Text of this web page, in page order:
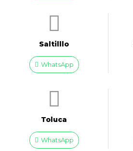
Saltilllo
WhatsApp
Toluca
WhatsApp